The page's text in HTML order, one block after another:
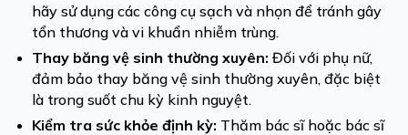
hãy sử dụng các công cụ sạch và nhọn để tránh gây
tổn thương và vi khuẩn nhiễm trùng.
Thay băng vệ sinh thường xuyên: Đối với phụ nữ,
đảm bảo thay băng vệ sinh thường xuyên, đặc biệt
là trong suốt chu kỳ kinh nguyệt.
Kiểm tra sức khỏe định kỳ: Thăm bác sĩ hoặc bác sĩ